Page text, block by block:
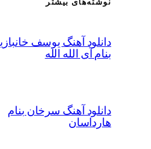
آهنگ یوسف خانبازیان
آی الله الله
آهنگ سرخان بنام